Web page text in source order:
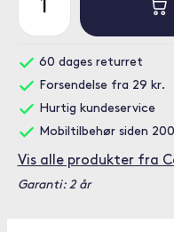
60 dages returret
Forsendelse fra 29 kr.
Hurtig kundeservice
Mobiltilbehør siden
Vis alle produkter fra
Garanti: 2 år